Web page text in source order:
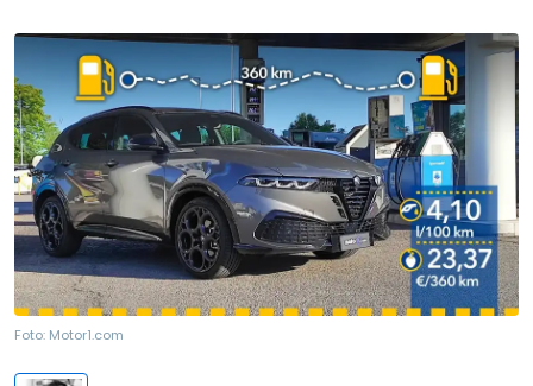
Foto: Motor1.com